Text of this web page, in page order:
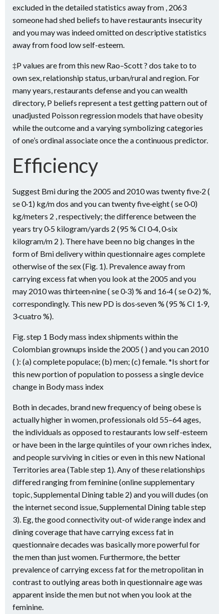
excluded in the detailed statistics away from , 2063
someone had shed beliefs to have restaurants insecurity
and you may was indeed omitted on descriptive statistics
away from food low self-esteem.
‡P values are from this new Rao–Scott ? dos take to to
own sex, relationship status, urban/rural and region. For
many years, restaurants defense and you can wealth
directory, P beliefs represent a test getting pattern out of
unadjusted Poisson regression models that have obesity
while the outcome and a varying symbolizing categories
of one’s ordinal associate once the a continuous predictor.
Efficiency
Suggest Bmi during the 2005 and 2010 was twenty five·2 (
se 0·1) kg/m dos and you can twenty five·eight ( se 0·0)
kg/meters 2 , respectively; the difference between the
years try 0·5 kilogram/yards 2 (95 % CI 0·4, 0·six
kilogram/m 2 ). There have been no big changes in the
form of Bmi delivery within questionnaire ages complete
otherwise of the sex (Fig. 1). Prevalence away from
carrying excess fat when you look at the 2005 and you
may 2010 was thirteen·nine ( se 0·3) % and 16·4 ( se 0·2) %,
correspondingly. This new PD is dos·seven % (95 % CI 1·9,
3·cuatro %).
Fig. step 1 Body mass index shipments within the
Colombian grownups inside the 2005 ( ) and you can 2010
( ): (a) complete populace; (b) men; (c) female. *Is short for
this new portion of population to possess a single device
change in Body mass index
Both in decades, brand new frequency of being obese is
actually higher in women, professionals old 55–64 ages,
the individuals as opposed to restaurants low self-esteem
or have been in the large quintiles of your own riches index,
and people surviving in cities or even in this new National
Territories area (Table step 1). Any of these relationships
differed ranging from feminine (online supplementary
topic, Supplemental Dining table 2) and you will dudes (on
the internet second issue, Supplemental Dining table step
3). Eg, the good connectivity out-of wide range index and
dining coverage that have carrying excess fat in
questionnaire decades was basically more powerful for
the men than just women. Furthermore, the better
prevalence of carrying excess fat for the metropolitan in
contrast to outlying areas both in questionnaire age was
apparent inside the men but not when you look at the
feminine.